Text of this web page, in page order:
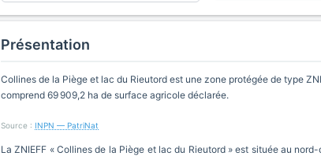
Présentation
Collines de la Piège et lac du Rieutord est une zone protégée de type
comprend 69 909,2 ha de surface agricole déclarée.
Source : INPN — PatriNat
La ZNIEFF « Collines de la Piège et lac du Rieutord » est située au